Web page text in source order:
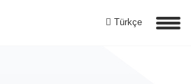
Türkçe